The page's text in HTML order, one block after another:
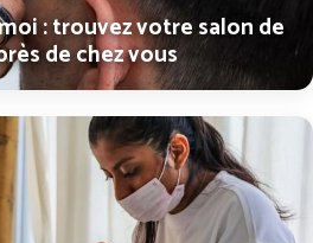
: trouvez votre salon de
de chez vous